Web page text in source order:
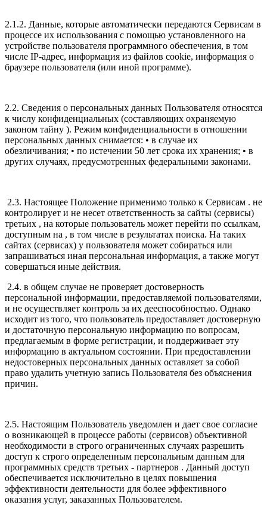
2.1.2. Данные, которые автоматически передаются Сервисам в
процессе их использования с помощью установленного на
устройстве пользователя программного обеспечения, в том
числе IP-адрес, информация из файлов cookie, информация о
браузере пользователя (или иной программе).
2.2. Сведения о персональных данных Пользователя относятся
к числу конфиденциальных (составляющих охраняемую
законом тайну ). Режим конфиденциальности в отношении
персональных данных снимается: • в случае их
обезличивания; • по истечении 50 лет срока их хранения; • в
других случаях, предусмотренных федеральными законами.
2.3. Настоящее Положение применимо только к Сервисам . не
контролирует и не несет ответственность за сайты (сервисы)
третьих , на которые пользователь может перейти по ссылкам,
доступным на , в том числе в результатах поиска. На таких
сайтах (сервисах) у пользователя может собираться или
запрашиваться иная персональная информация, а также могут
совершаться иные действия.
2.4. в общем случае не проверяет достоверность
персональной информации, предоставляемой пользователями,
и не осуществляет контроль за их дееспособностью. Однако
исходит из того, что пользователь предоставляет достоверную
и достаточную персональную информацию по вопросам,
предлагаемым в форме регистрации, и поддерживает эту
информацию в актуальном состоянии. При предоставлении
недостоверных персональных данных оставляет за собой
право удалить учетную запись Пользователя без объяснения
причин.
2.5. Настоящим Пользователь уведомлен и дает свое согласие
о возникающей в процессе работы (сервисов) объективной
необходимости в строго ограниченных случаях разрешить
доступ к строго определенным персональным данным для
программных средств третьих - партнеров . Данный доступ
обеспечивается исключительно в целях повышения
эффективности деятельности для более эффективного
оказания услуг, заказанных Пользователем.